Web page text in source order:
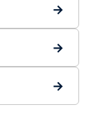
→
→
→